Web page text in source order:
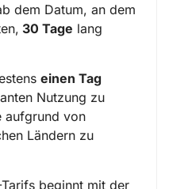
dem Datum, an dem
30 Tage lang
einen Tag
Nutzung zu
aufgrund von
Ländern zu
beginnt mit der